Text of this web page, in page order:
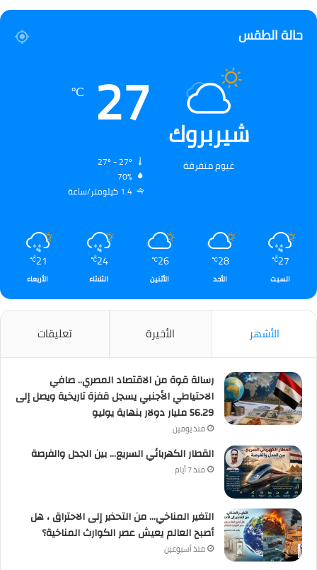
حالة الطقس
شيربروك
غيوم متفرقة
27
℃
70%
1.4 كيلومتر/ساعة
27
℃
السبت
28
℃
الأحد
26
℃
الأثنين
24
℃
الثلاثاء
21
℃
الأربعاء
الأشهر الأخيرة تعليقات
رسالة قوة من الاقتصاد المصري.. صافي
الاحتياطي الأجنبي يسجل قفزة تاريخية ويصل إلى
56.29 مليار دولار بنهاية يوليو
منذ يومين
القطار الكهربائي السريع… بين الجدل والفرصة
منذ 7 أيام
التغير المناخي… من التحذير إلى الاحتراق ، هل
أصبح العالم يعيش عصر الكوارث المناخية؟
منذ أسبوعين